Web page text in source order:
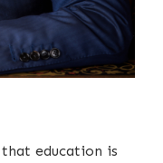
that education is